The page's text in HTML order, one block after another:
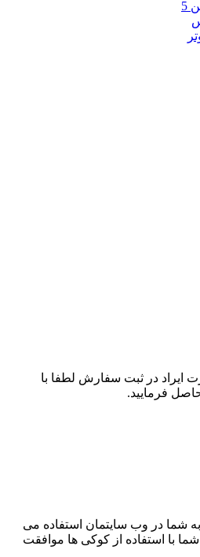
5
ایراد در ثبت سفارش لطفا با
شما در وب سایتمان استفاده می
با استفاده از کوکی ها موافقت